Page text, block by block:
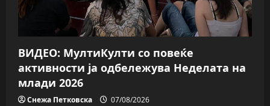
ВИДЕО: МултиКулти со повеќе
активности ја одбележува Неделата на
млади 2026
Снежа Петковска 07/08/2026